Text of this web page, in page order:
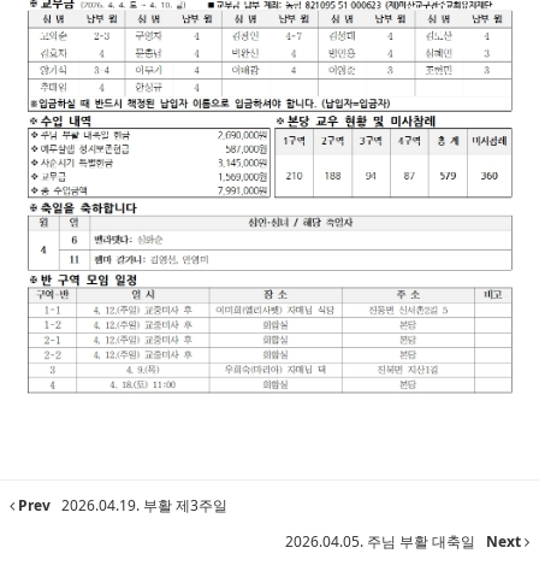
Prev 2026.04.19. 부활 제3주일
2026.04.05. 주님 부활 대축일
Next